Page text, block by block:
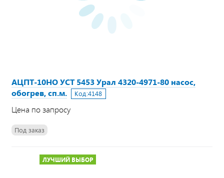
АЦПТ-10НО УСТ 5453 Урал 4320-4971-80 насос,
обогрев, сп.м.
Код:4148
Цена по запросу
Под заказ
ЛУЧШИЙ ВЫБОР